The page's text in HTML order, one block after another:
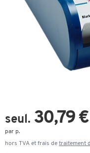
seul. 30,79 €
par p.
hors TVA et frais de traitement